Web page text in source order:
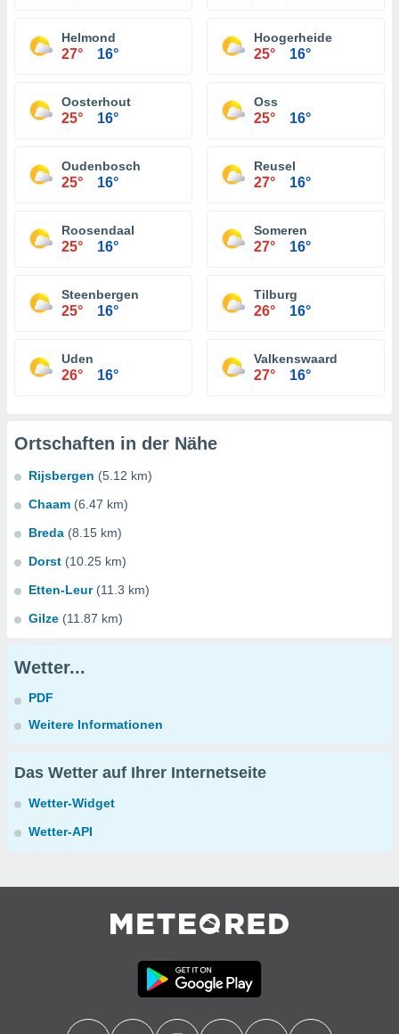
Helmond
27° 16°
Hoogerheide
25° 16°
Oosterhout
25° 16°
Oss
25° 16°
Oudenbosch
25° 16°
Reusel
27° 16°
Roosendaal
25° 16°
Someren
27° 16°
Steenbergen
25° 16°
Tilburg
26° 16°
Uden
26° 16°
Valkenswaard
27° 16°
Ortschaften in der Nähe
Rijsbergen (5.12 km)
Chaam (6.47 km)
Breda (8.15 km)
Dorst (10.25 km)
Etten-Leur (11.3 km)
Gilze (11.87 km)
Wetter...
PDF
Weitere Informationen
Das Wetter auf Ihrer Internetseite
Wetter-Widget
Wetter-API